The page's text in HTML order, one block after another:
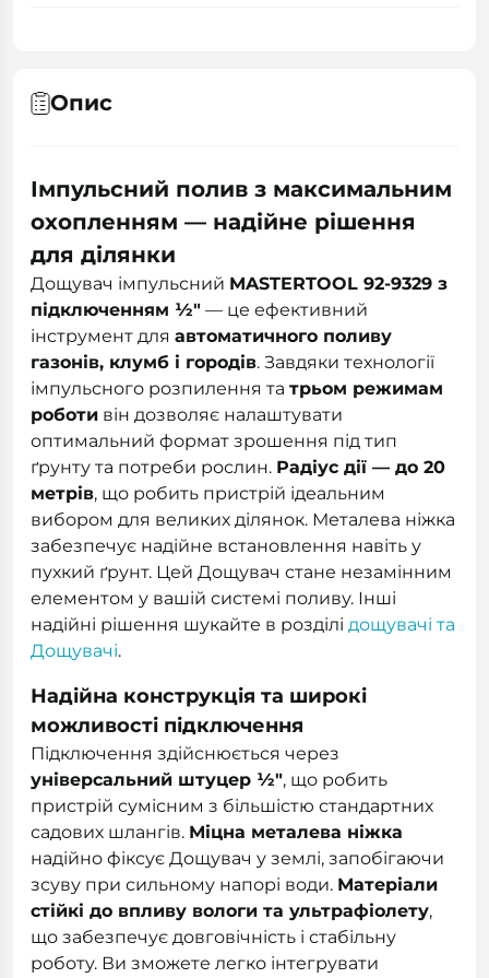
Опис
Імпульсний полив з максимальним
охопленням — надійне рішення
для ділянки
Дощувач імпульсний MASTERTOOL 92-9329 з
підключенням ½" — це ефективний
інструмент для автоматичного поливу
газонів, клумб і городів. Завдяки технології
імпульсного розпилення та трьом режимам
роботи він дозволяє налаштувати
оптимальний формат зрошення під тип
ґрунту та потреби рослин. Радіус дії — до 20
метрів, що робить пристрій ідеальним
вибором для великих ділянок. Металева ніжка
забезпечує надійне встановлення навіть у
пухкий ґрунт. Цей Дощувач стане незамінним
елементом у вашій системі поливу. Інші
надійні рішення шукайте в розділі дощувачі та
Дощувачі.
Надійна конструкція та широкі
можливості підключення
Підключення здійснюється через
універсальний штуцер ½", що робить
пристрій сумісним з більшістю стандартних
садових шлангів. Міцна металева ніжка
надійно фіксує Дощувач у землі, запобігаючи
зсуву при сильному напорі води. Матеріали
стійкі до впливу вологи та ультрафіолету,
що забезпечує довговічність і стабільну
роботу. Ви зможете легко інтегрувати